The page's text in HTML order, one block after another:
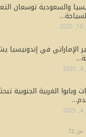
والسعودية توسعان
الإماراتي في إندونيسيا
وبابوا الغربية الجنوبية